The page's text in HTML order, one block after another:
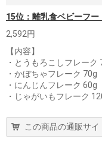
15位：離乳食ベビーフー
2,592円
【内容】
・とうもろこしフレーク
・かぼちゃフレーク 70g
・にんじんフレーク 60g
・じゃがいもフレーク
この商品の通販サイ